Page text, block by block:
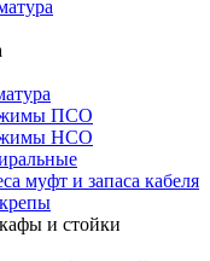
ПСО
НСО
муфт и запаса кабеля
и стойки